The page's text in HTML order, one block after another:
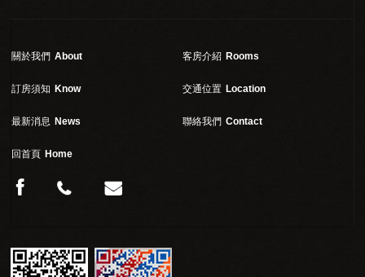
關於我們 About 客房介紹 Rooms
訂房須知 Know 交通位置 Location
最新消息 News 聯絡我們 Contact
回首頁 Home